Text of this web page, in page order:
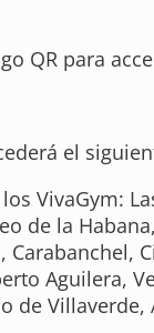
QR para
el
VivaGym:
de la
Aguilera,
de